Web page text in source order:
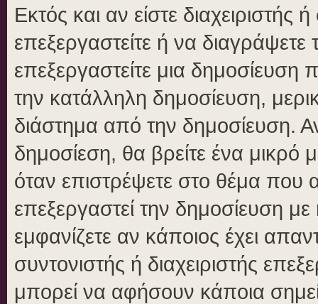
Εκτός και αν είστε διαχειριστής
επεξεργαστείτε ή να
επεξεργαστείτε μια δημοσίευση
την κατάλληλη δημοσίευση,
διάστημα από την δημοσίευση.
δημοσίεση, θα βρείτε ένα
όταν επιστρέψετε στο θέμα που
επεξεργαστεί την δημοσίευση
εμφανίζετε αν κάποιος έχει
συντονιστής ή διαχειριστής
μπορεί να αφήσουν κάποια